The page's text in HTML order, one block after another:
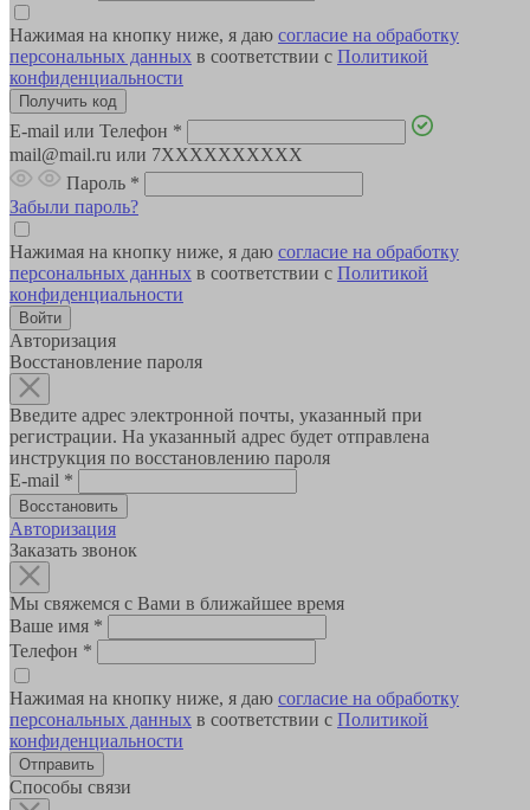
Нажимая на кнопку ниже, я даю согласие на обработку
персональных данных в соответствии с Политикой
конфиденциальности
E-mail или Телефон *
mail@mail.ru или 7XXXXXXXXXX
Пароль *
Забыли пароль?
Нажимая на кнопку ниже, я даю согласие на обработку
персональных данных в соответствии с Политикой
конфиденциальности
Авторизация
Восстановление пароля
Введите адрес электронной почты, указанный при
регистрации. На указанный адрес будет отправлена
инструкция по восстановлению пароля
E-mail *
Авторизация
Заказать звонок
Мы свяжемся с Вами в ближайшее время
Ваше имя *
Телефон *
Нажимая на кнопку ниже, я даю согласие на обработку
персональных данных в соответствии с Политикой
конфиденциальности
Способы связи